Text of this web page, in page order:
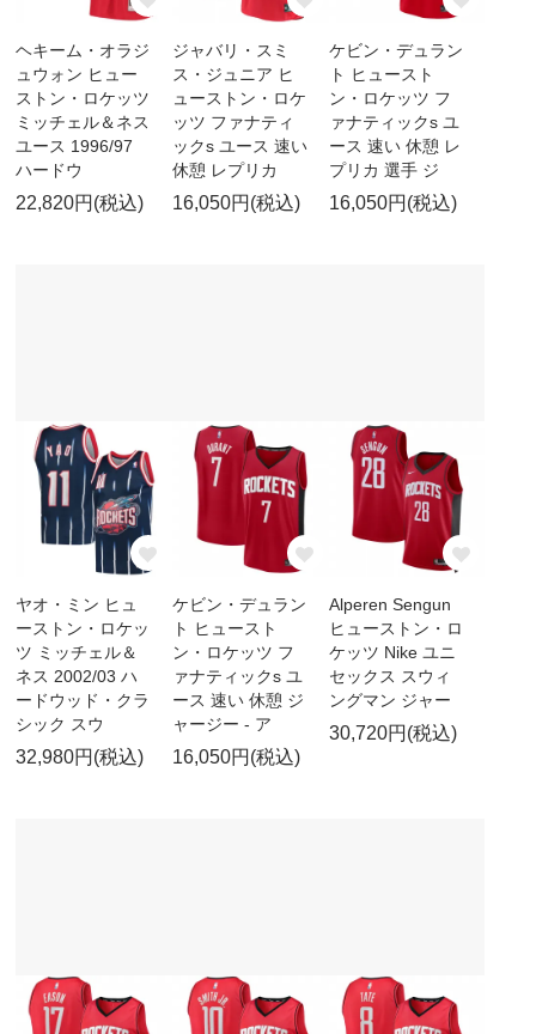
ヘキーム・オラジ
ュウォン ヒュー
ストン・ロケッツ
ミッチェル＆ネス
ユース 1996/97
ハードウ
22,820円(税込)
ジャバリ・スミ
ス・ジュニア ヒ
ューストン・ロケ
ッツ ファナティ
ックs ユース 速い
休憩 レプリカ
16,050円(税込)
ケビン・デュラン
ト ヒュースト
ン・ロケッツ フ
ァナティックs ユ
ース 速い 休憩 レ
プリカ 選手 ジ
16,050円(税込)
ヤオ・ミン ヒュ
ーストン・ロケッ
ツ ミッチェル＆
ネス 2002/03 ハ
ードウッド・クラ
シック スウ
32,980円(税込)
ケビン・デュラン
ト ヒュースト
ン・ロケッツ フ
ァナティックs ユ
ース 速い 休憩 ジ
ャージー - ア
16,050円(税込)
Alperen Sengun
ヒューストン・ロ
ケッツ Nike ユニ
セックス スウィ
ングマン ジャー
30,720円(税込)